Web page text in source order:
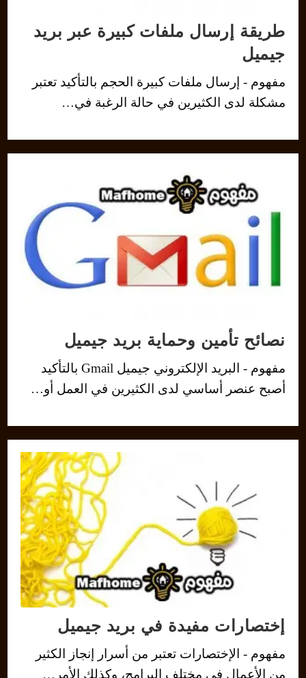
طريقة إرسال ملفات كبيرة عبر بريد
جيميل
مفهوم - إرسال ملفات كبيرة الحجم بالتأكيد تعتبر
مشكلة لدى الكثيرين في حالة الرغبة في…
نصائح تأمين وحماية بريد جيميل
مفهوم - البريد الإلكتروني جيميل Gmail بالتأكيد
أصبح عنصر أساسي لدى الكثيرين في العمل أو…
إختصارات مفيدة في بريد جيميل
مفهوم - الإختصارات تعتبر من أسرار إنجاز الكثير
من الأعمال في مختلف البرامج، وكذلك الأمر…